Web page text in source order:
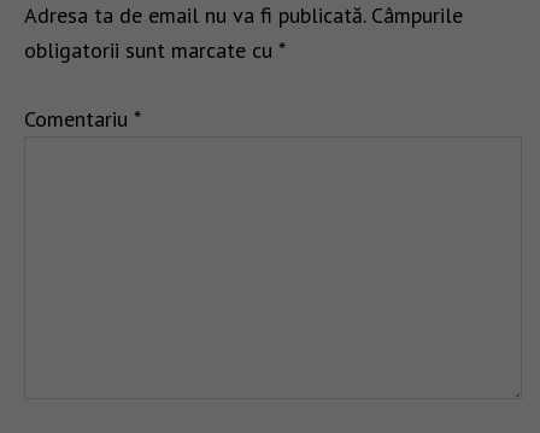
Adresa ta de email nu va fi publicată. Câmpurile
obligatorii sunt marcate cu *
Comentariu *